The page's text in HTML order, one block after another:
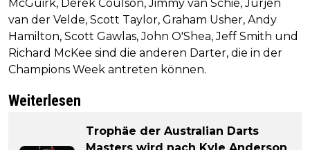
McGuirk, Derek Coulson, Jimmy van Schie, Jurjen
van der Velde, Scott Taylor, Graham Usher, Andy
Hamilton, Scott Gawlas, John O'Shea, Jeff Smith und
Richard McKee sind die anderen Darter, die in der
Champions Week antreten können.
Weiterlesen
Trophäe der Australian Darts
Masters wird nach Kyle Anderson